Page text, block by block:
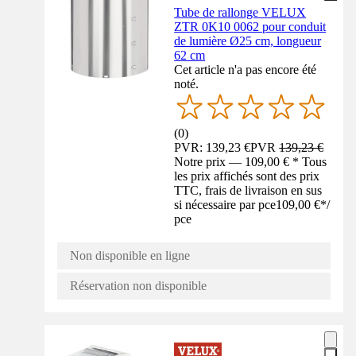
Tube de rallonge VELUX
ZTR 0K10 0062 pour conduit
de lumière Ø25 cm, longueur
62 cm
Cet article n'a pas encore été
noté.
(0)
PVR: 139,23 €PVR139,23 €
Notre prix — 109,00 € * Tous
les prix affichés sont des prix
TTC, frais de livraison en sus
si nécessaire par pce109,00 €*/
pce
Non disponible en ligne
Réservation non disponible